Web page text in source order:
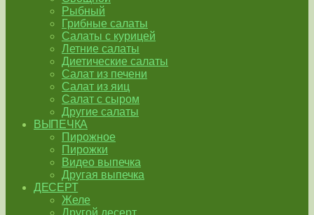
Рыбный
Грибные салаты
Салаты с курицей
Летние салаты
Диетические салаты
Салат из печени
Салат из яиц
Салат с сыром
Другие салаты
ВЫПЕЧКА
Пирожное
Пирожки
Видео выпечка
Другая выпечка
ДЕСЕРТ
Желе
Другой десерт